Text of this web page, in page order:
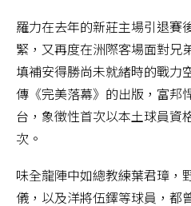
羅力在去年的新莊主場引退賽
緊，又再度在洲際客場面對兄
填補安得勝尚未就緒時的戰力
傳《完美落幕》的出版，富邦
台，象徵性首次以本土球員資
次。
味全龍陣中如總教練葉君璋，
儀，以及洋將伍鐸等球員，都